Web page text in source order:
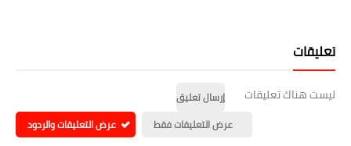
تعليقات
ليست هناك تعليقات
إرسال تعليق
عرض التعليقات فقط
عرض التعليقات والردود